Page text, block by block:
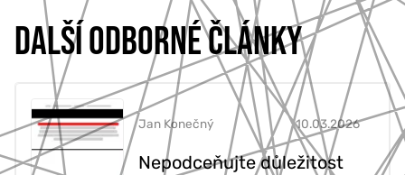
DALŠÍ ODBORNÉ ČLÁNKY
Nepodceňujte důležitost
10.03.2026
Jan Konečný